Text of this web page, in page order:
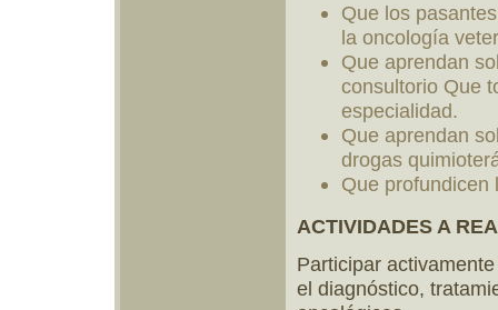
Que los
la oncología
Que aprendan
consultorio Que
especialidad.
Que aprendan
drogas
Que
ACTIVIDADES A
Participar
el diagnóstico,